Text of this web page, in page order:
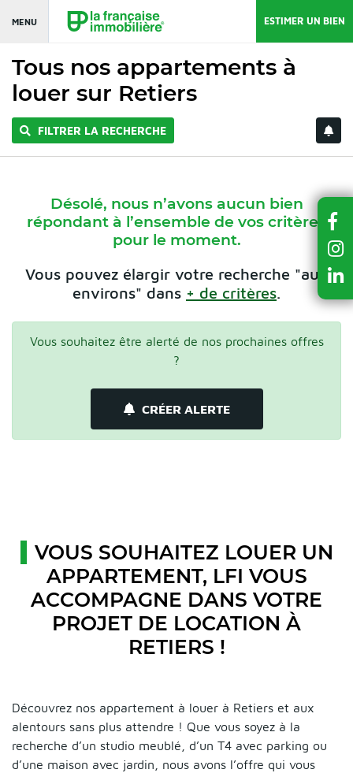
MENU ESTIMER UN BIEN
Tous nos appartements à
louer sur Retiers
FILTRER LA RECHERCHE
Désolé, nous n’avons aucun bien
répondant à l’ensemble de vos critères
pour le moment.
Vous pouvez élargir votre recherche "aux
environs" dans + de critères.
Vous souhaitez être alerté de nos prochaines offres
?
CRÉER ALERTE
VOUS SOUHAITEZ LOUER UN
APPARTEMENT, LFI VOUS
ACCOMPAGNE DANS VOTRE
PROJET DE LOCATION À
RETIERS !
Découvrez nos appartement à louer à Retiers et aux
alentours sans plus attendre ! Que vous soyez à la
recherche d’un studio meublé, d’un T4 avec parking ou
d’une maison avec jardin, nous avons l’offre qui vous